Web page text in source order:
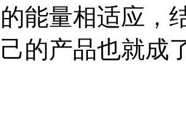
的能量相适应，
己的产品也就成